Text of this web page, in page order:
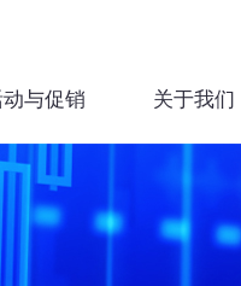
与促销 关于我们